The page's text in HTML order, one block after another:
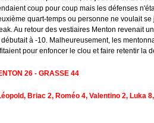
coup pour coup mais les défenses
quart-temps ou personne ne voulait
Au retour des vestiaires Menton revenait
à -10. Malheureusement, les
pour enfoncer le clou et faire retentir la
26 - GRASSE 44
Briac 2, Roméo 4, Valentino 2, Luka